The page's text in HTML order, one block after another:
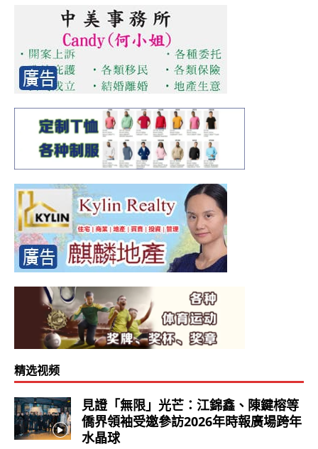
精选视频
見證「無限」光芒：江錦鑫、陳鍵榕等
僑界領袖受邀參訪2026年時報廣場跨年
水晶球